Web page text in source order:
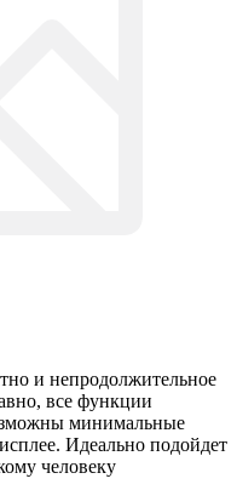
и непродолжительное
все функции
минимальные
Идеально подойдет
человеку